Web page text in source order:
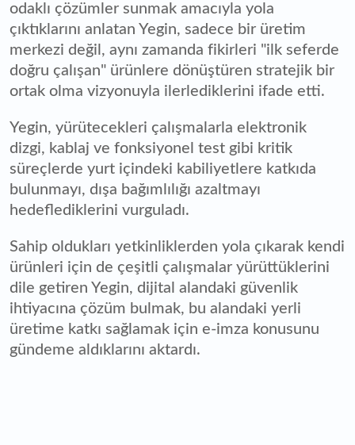
odaklı çözümler sunmak amacıyla yola
çıktıklarını anlatan Yegin, sadece bir üretim
merkezi değil, aynı zamanda fikirleri "ilk seferde
doğru çalışan" ürünlere dönüştüren stratejik bir
ortak olma vizyonuyla ilerlediklerini ifade etti.
Yegin, yürütecekleri çalışmalarla elektronik
dizgi, kablaj ve fonksiyonel test gibi kritik
süreçlerde yurt içindeki kabiliyetlere katkıda
bulunmayı, dışa bağımlılığı azaltmayı
hedeflediklerini vurguladı.
Sahip oldukları yetkinliklerden yola çıkarak kendi
ürünleri için de çeşitli çalışmalar yürüttüklerini
dile getiren Yegin, dijital alandaki güvenlik
ihtiyacına çözüm bulmak, bu alandaki yerli
üretime katkı sağlamak için e-imza konusunu
gündeme aldıklarını aktardı.